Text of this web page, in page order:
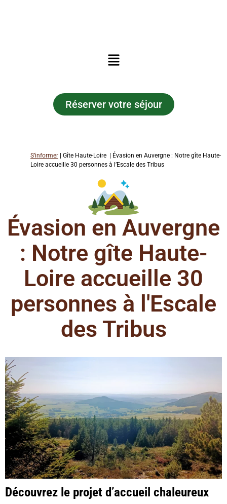
Réserver votre séjour
S’informer | Gîte Haute-Loire | Évasion en Auvergne : Notre gîte Haute-
Loire accueille 30 personnes à l’Escale des Tribus
Évasion en Auvergne
: Notre gîte Haute-
Loire accueille 30
personnes à l'Escale
des Tribus
Découvrez le projet d’accueil chaleureux